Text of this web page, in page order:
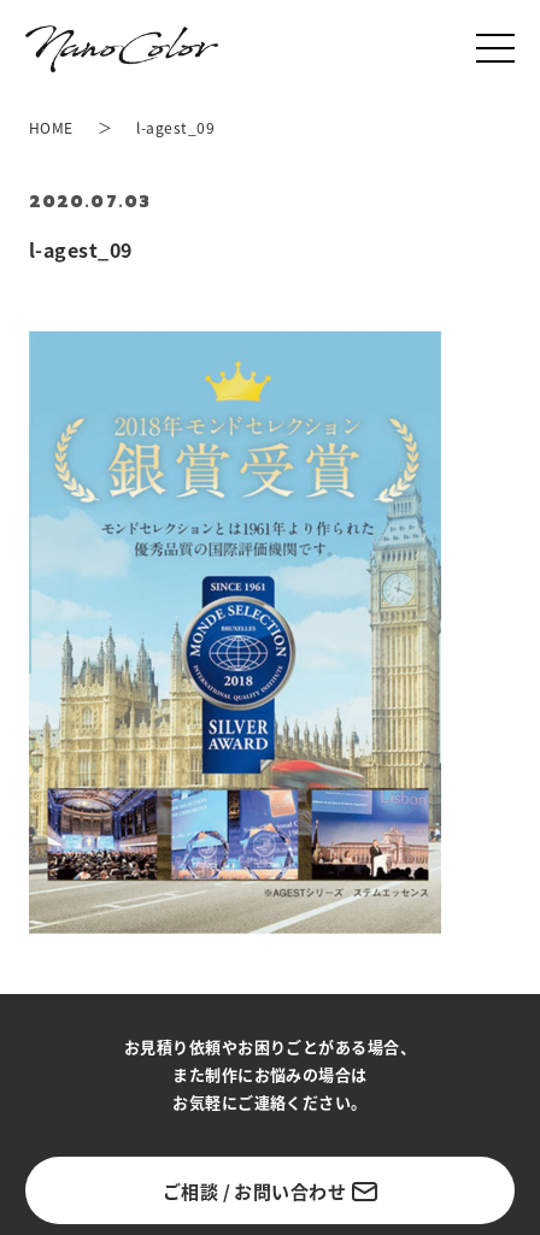
l-agest_09
2020.07.03
HOME l-agest_09
お見積り依頼やお困りごとがある場合、
また制作にお悩みの場合は
お気軽にご連絡ください。
ご相談 / お問い合わせ